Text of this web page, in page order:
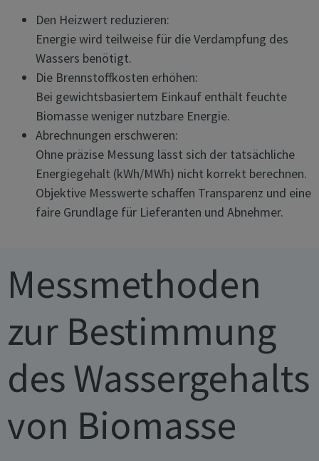
Den Heizwert reduzieren:
Energie wird teilweise für die Verdampfung des
Wassers benötigt.
Die Brennstoffkosten erhöhen:
Bei gewichtsbasiertem Einkauf enthält feuchte
Biomasse weniger nutzbare Energie.
Abrechnungen erschweren:
Ohne präzise Messung lässt sich der tatsächliche
Energiegehalt (kWh/MWh) nicht korrekt berechnen.
Objektive Messwerte schaffen Transparenz und eine
faire Grundlage für Lieferanten und Abnehmer.
Messmethoden
zur Bestimmung
des Wassergehalts
von Biomasse